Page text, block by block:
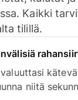
Kaikki
tilillä.
niitä